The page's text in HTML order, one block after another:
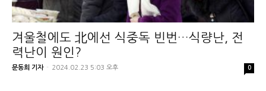
겨울철에도 北에선 식중독 빈번…식량난, 전
력난이 원인?
문동희 기자 - 2024.02.23 5:03 오후 0